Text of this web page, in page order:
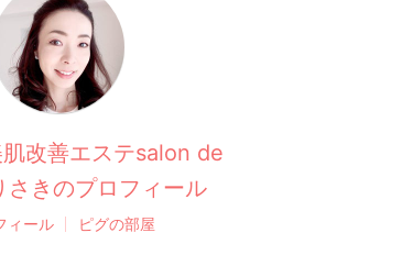
改善エステsalon de
さきのプロフィール
ィール ピグの部屋